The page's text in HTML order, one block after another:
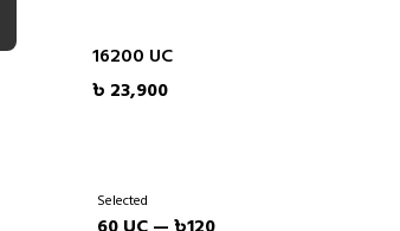
16200 UC
৳ 23,900
Selected